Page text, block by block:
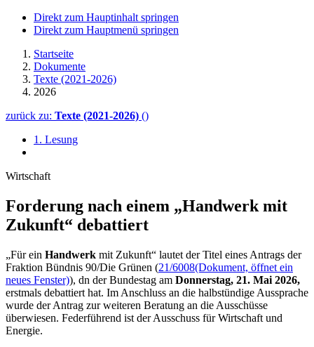
Direkt zum Hauptinhalt springen
Direkt zum Hauptmenü springen
Startseite
Dokumente
Texte (2021-2026)
2026
zurück zu: Texte (2021-2026) ()
1. Lesung
Wirtschaft
Forderung nach einem „Handwerk mit
Zukunft“ debattiert
„Für ein Handwerk mit Zukunft“ lautet der Titel eines Antrags der
Fraktion Bündnis 90/Die Grünen (21/6008(Dokument, öffnet ein
neues Fenster)), dn der Bundestag am Donnerstag, 21. Mai 2026,
erstmals debattiert hat. Im Anschluss an die halbstündige Aussprache
wurde der Antrag zur weiteren Beratung an die Ausschüsse
überwiesen. Federführend ist der Ausschuss für Wirtschaft und
Energie.